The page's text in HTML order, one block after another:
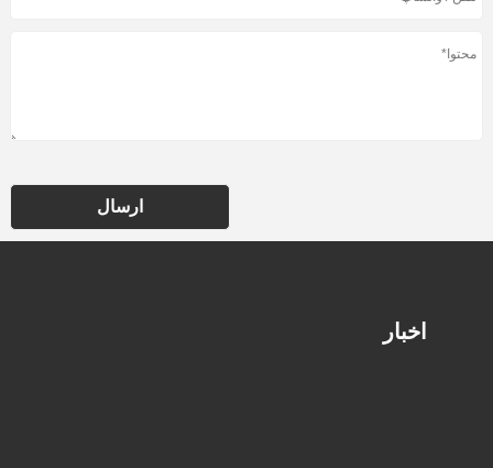
ارسال
اخبار